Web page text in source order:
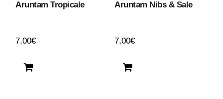
Aruntam Tropicale
7,00€
Aruntam Nibs & Sale
7,00€